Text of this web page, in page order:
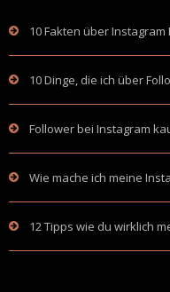
10 Fakten über
10 Dinge, die ich über
Follower bei Instagram
Wie mache ich meine
12 Tipps wie du wirklich